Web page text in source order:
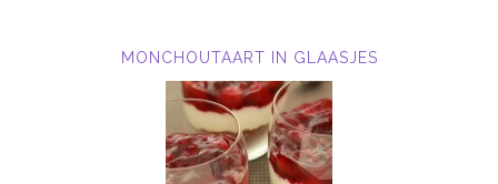
MONCHOUTAART IN GLAASJES